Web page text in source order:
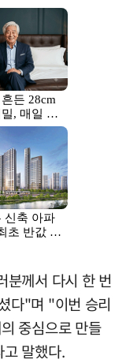
분께서 다시 한 번
다"며 "이번 승리
중심으로 만들
말했다.